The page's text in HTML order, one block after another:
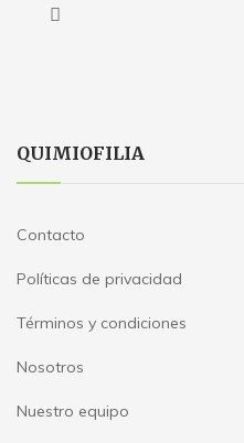
QUIMIOFILIA
Contacto
Políticas de privacidad
Términos y condiciones
Nosotros
Nuestro equipo